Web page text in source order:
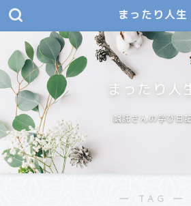
まったり人生
まったり人
嘱託さんの学び日
― TAG ―